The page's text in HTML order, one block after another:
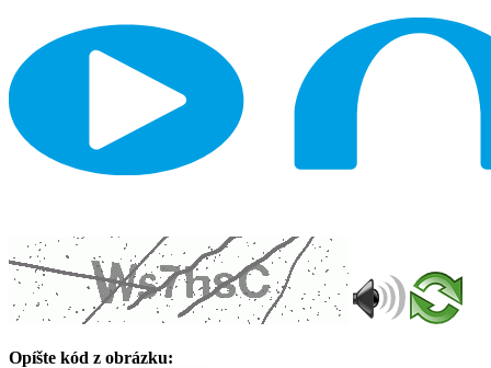
Opíšte kód z obrázku: